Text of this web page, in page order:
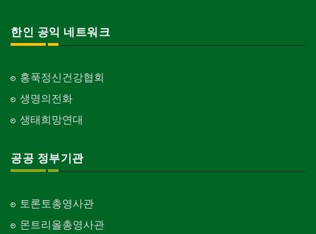
한인 공익 네트워크
홍푹정신건강협회
생명의전화
생태희망연대
공공 정부기관
토론토총영사관
몬트리올총영사관